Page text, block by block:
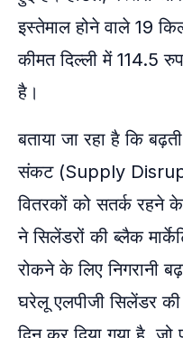
इस्तेमाल होने वाले 19
कीमत दिल्ली में 114.5
है।
बताया जा रहा है कि
संकट (Supply
वितरकों को सतर्क रहने के
ने सिलेंडरों की ब्लैक
रोकने के लिए निगरानी
घरेलू एलपीजी सिलेंडर